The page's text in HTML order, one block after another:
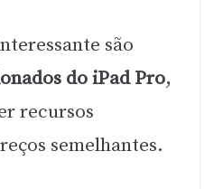
são
do iPad Pro,
recursos
semelhantes.